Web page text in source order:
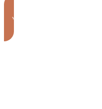
Appeler